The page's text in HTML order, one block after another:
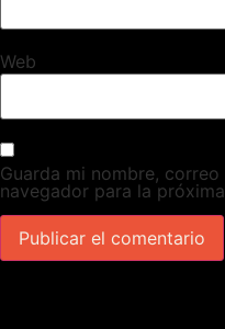
Web
Guarda mi nombre,
navegador para la